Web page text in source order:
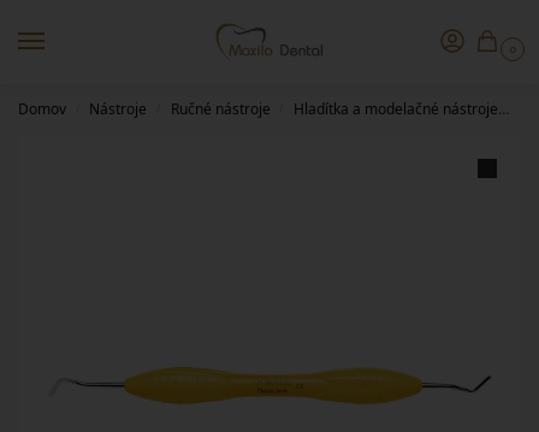
0
Domov Nástroje Ručné nástroje Hladítka a modelačné nástroje